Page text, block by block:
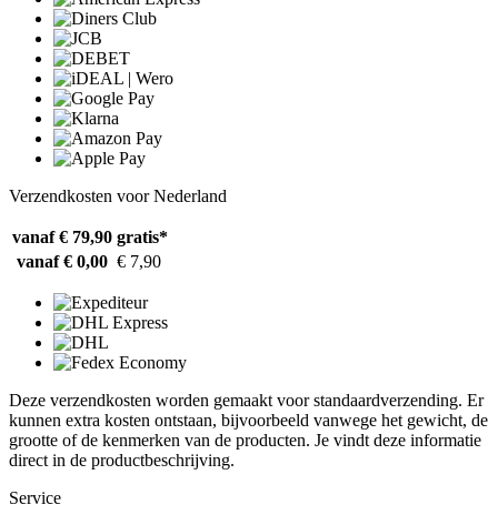
Verzendkosten voor Nederland
vanaf € 79,90 gratis*
vanaf € 0,00 € 7,90
Deze verzendkosten worden gemaakt voor standaardverzending. Er
kunnen extra kosten ontstaan, bijvoorbeeld vanwege het gewicht, de
grootte of de kenmerken van de producten. Je vindt deze informatie
direct in de productbeschrijving.
Service